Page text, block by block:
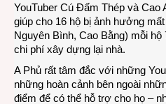
YouTuber Cú Đấm Thép và Cao
giúp cho 16 hộ bị ảnh hưởng
Nguyên Bình, Cao Bằng) mỗi
chi phí xây dựng lại nhà.
A Phủ rất tâm đắc với những
những hoàn cảnh bên ngoài
điểm để có thể hỗ trợ cho họ –